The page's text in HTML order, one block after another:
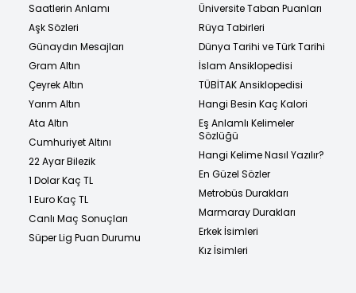
Saatlerin Anlamı
Aşk Sözleri
Günaydın Mesajları
Gram Altın
Çeyrek Altın
Yarım Altın
Ata Altın
Cumhuriyet Altını
22 Ayar Bilezik
1 Dolar Kaç TL
1 Euro Kaç TL
Canlı Maç Sonuçları
Süper Lig Puan Durumu
Üniversite Taban Puanları
Rüya Tabirleri
Dünya Tarihi ve Türk Tarihi
İslam Ansiklopedisi
TÜBİTAK Ansiklopedisi
Hangi Besin Kaç Kalori
Eş Anlamlı Kelimeler
Sözlüğü
Hangi Kelime Nasıl Yazılır?
En Güzel Sözler
Metrobüs Durakları
Marmaray Durakları
Erkek İsimleri
Kız İsimleri